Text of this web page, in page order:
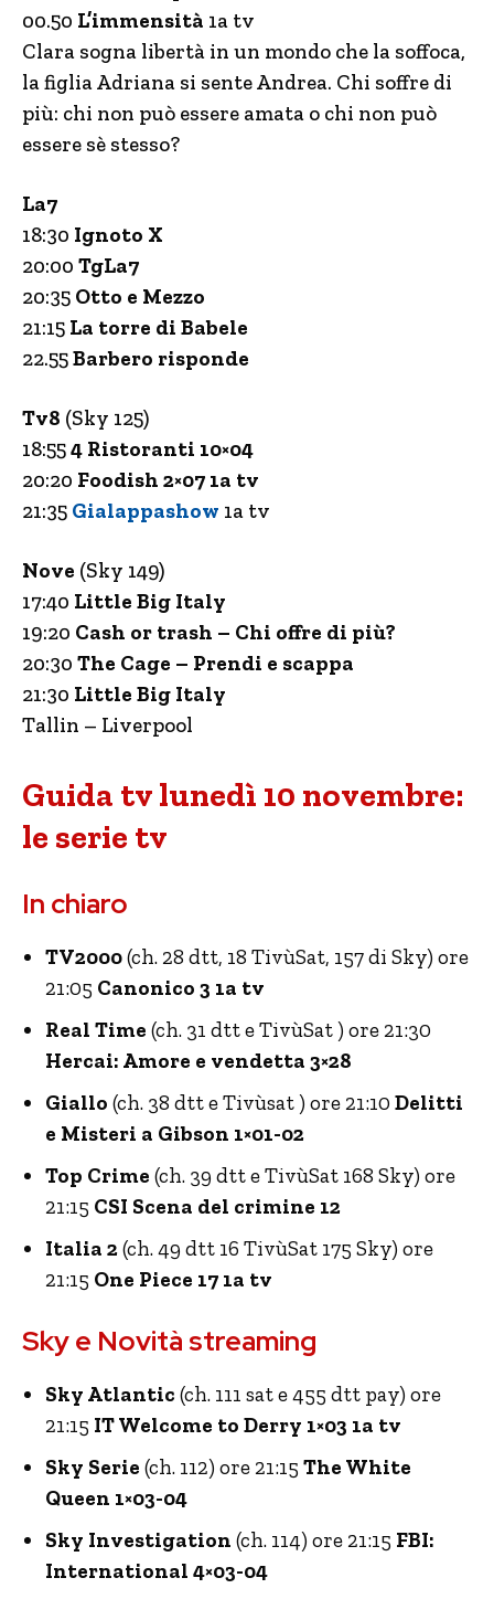
00.50 L’immensità 1a tv
Clara sogna libertà in un mondo che la soffoca,
la figlia Adriana si sente Andrea. Chi soffre di
più: chi non può essere amata o chi non può
essere sè stesso?
La7
18:30 Ignoto X
20:00 TgLa7
20:35 Otto e Mezzo
21:15 La torre di Babele
22.55Barbero risponde
Tv8 (Sky 125)
18:554 Ristoranti 10×04
20:20 Foodish 2×07 1a tv
21:35 Gialappashow 1a tv
Nove (Sky 149)
17:40 Little Big Italy
19:20 Cash or trash – Chi offre di più?
20:30 The Cage – Prendi e scappa
21:30 Little Big Italy
Tallin – Liverpool
Guida tv lunedì 10 novembre:
le serie tv
In chiaro
TV2000(ch. 28 dtt, 18 TivùSat, 157 di Sky) ore
21:05 Canonico 3 1a tv
Real Time (ch. 31 dtt e TivùSat ) ore 21:30
Hercai: Amore e vendetta 3×28
Giallo (ch. 38 dtt e Tivùsat ) ore 21:10 Delitti
e Misteri a Gibson 1×01-02
Top Crime (ch. 39 dtt e TivùSat 168 Sky) ore
21:15 CSI Scena del crimine 12
Italia 2(ch. 49 dtt 16 TivùSat 175 Sky) ore
21:15 One Piece 17 1a tv
Sky e Novità streaming
Sky Atlantic (ch. 111 sat e 455 dtt pay) ore
21:15 IT Welcome to Derry 1×03 1a tv
Sky Serie (ch. 112) ore 21:15 The White
Queen 1×03-04
Sky Investigation (ch. 114) ore 21:15 FBI:
International 4×03-04